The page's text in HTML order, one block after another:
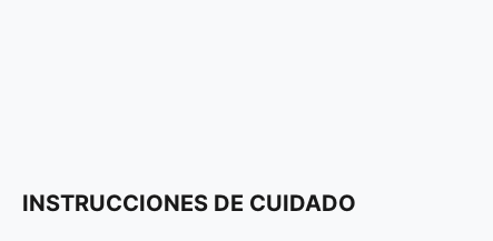
INSTRUCCIONES DE CUIDADO